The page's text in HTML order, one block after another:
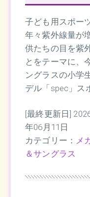
子ども用スポー
年々紫外線量が
供たちの目を紫
とをテーマに、
ングラスの小学
デル「spec」ス
[最終更新日]
年06月11日
カテゴリー： メ
＆サングラス